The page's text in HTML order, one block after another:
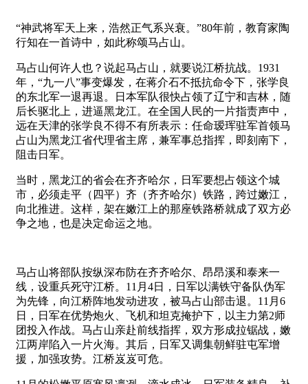
“神武将军天上来，浩然正气系兴衰。”80年前，教育家陶
行知在一首诗中，如此称颂马占山。
马占山何许人也？说起马占山，就要说江桥抗战。1931
年，“九一八”事变爆发，在蒋介石不抵抗命令下，张学良
的东北军一退再退。日本军队很快占领了辽宁和吉林，随
后长驱北上，进逼黑龙江。在全国人民的一片指责声中，
远在天津的张学良不得不有所表示：任命瑷珲驻军首领马
占山为黑龙江省代理省主席，兼军事总指挥，即刻南下，
阻击日军。
当时，黑龙江的省会在齐齐哈尔，日军要想占领这个城
市，必须走平（四平）齐（齐齐哈尔）铁路，跨过嫩江，
向北推进。这样，架在嫩江上的那座铁路桥就成了双方必
争之地，也是决定命运之地。
马占山将部队按纵深布防在齐齐哈尔、昂昂溪和泰来一
线，设重兵死守江桥。11月4日，日军以满铁守备队伪军
为先锋，向江桥阵地发动进攻，被马占山部击退。11月6
日，日军在优势炮火、飞机和坦克掩护下，以主力第2师
团投入作战。马占山亲赴前线指挥，双方形成拉锯战，嫩
江两岸陷入一片火海。其后，日军又调集朝鲜驻屯军增
援，加强攻势。江桥岌岌可危。